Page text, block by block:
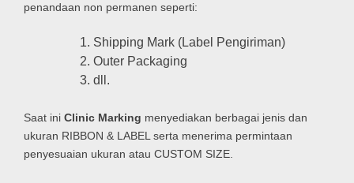
penandaan non permanen seperti:
Shipping Mark (Label Pengiriman)
Outer Packaging
dll.
Saat ini Clinic Marking menyediakan berbagai jenis dan
ukuran RIBBON & LABEL serta menerima permintaan
penyesuaian ukuran atau CUSTOM SIZE.